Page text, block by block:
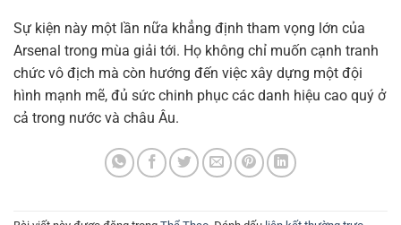
Sự kiện này một lần nữa khẳng định tham vọng lớn của
Arsenal trong mùa giải tới. Họ không chỉ muốn cạnh tranh
chức vô địch mà còn hướng đến việc xây dựng một đội
hình mạnh mẽ, đủ sức chinh phục các danh hiệu cao quý ở
cả trong nước và châu Âu.